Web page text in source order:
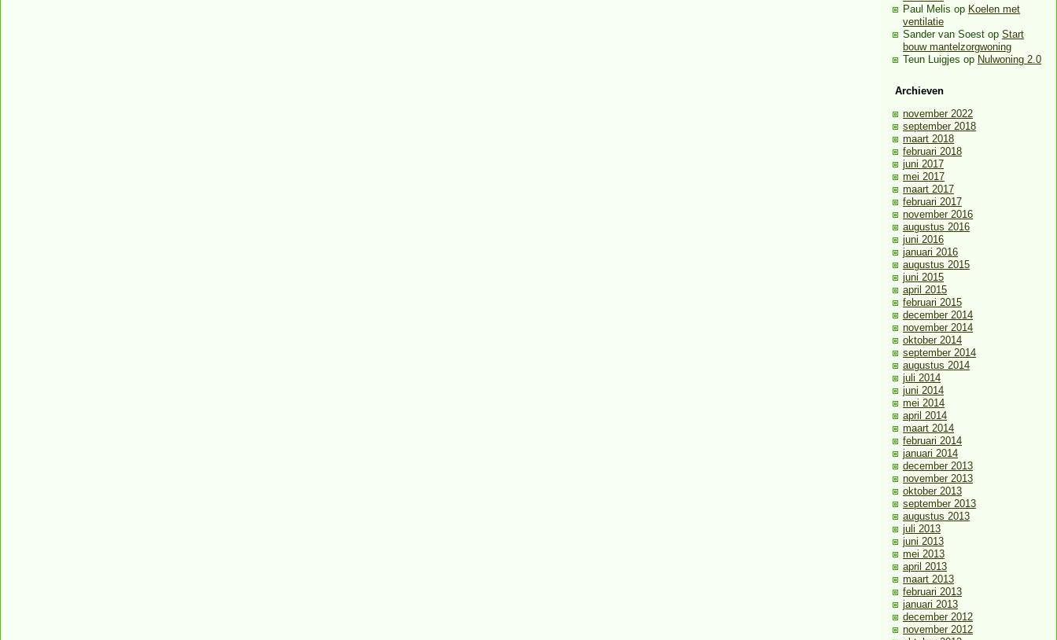
Paul Melis op Koelen met
ventilatie
Sander van Soest op Start
bouw mantelzorgwoning
Teun Luigjes op Nulwoning 2.0
Archieven
november 2022
september 2018
maart 2018
februari 2018
juni 2017
mei 2017
maart 2017
februari 2017
november 2016
augustus 2016
juni 2016
januari 2016
augustus 2015
juni 2015
april 2015
februari 2015
december 2014
november 2014
oktober 2014
september 2014
augustus 2014
juli 2014
juni 2014
mei 2014
april 2014
maart 2014
februari 2014
januari 2014
december 2013
november 2013
oktober 2013
september 2013
augustus 2013
juli 2013
juni 2013
mei 2013
april 2013
maart 2013
februari 2013
januari 2013
december 2012
november 2012